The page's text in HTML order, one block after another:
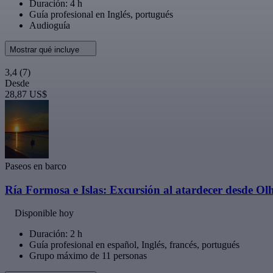
Duración: 4 h
Guía profesional en Inglés, portugués
Audioguía
Mostrar qué incluye
3,4 (7)
Desde
28,87 US$
Paseos en barco
Ría Formosa e Islas: Excursión al atardecer desde
Disponible hoy
Duración: 2 h
Guía profesional en español, Inglés, francés, portugués
Grupo máximo de 11 personas